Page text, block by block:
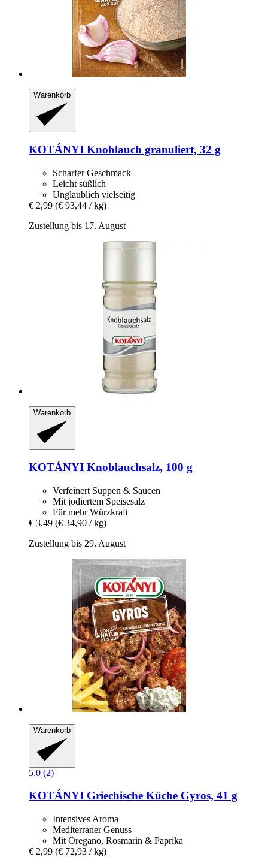
Warenkorb
KOTÁNYI Knoblauch granuliert, 32 g
Scharfer Geschmack
Leicht süßlich
Unglaublich vielseitig
€ 2,99 (€ 93,44 / kg)
Zustellung bis 17. August
Warenkorb
KOTÁNYI Knoblauchsalz, 100 g
Verfeinert Suppen & Saucen
Mit jodiertem Speisesalz
Für mehr Würzkraft
€ 3,49 (€ 34,90 / kg)
Zustellung bis 29. August
Warenkorb
5.0 (2)
KOTÁNYI Griechische Küche Gyros, 41 g
Intensives Aroma
Mediterraner Genuss
Mit Oregano, Rosmarin & Paprika
€ 2,99 (€ 72,93 / kg)